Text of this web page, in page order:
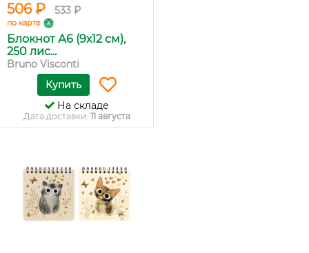
506 ₽ 533 ₽
по карте
Блокнот А6 (9х12 см),
250 лис...
Bruno Visconti
Купить
На складе
Дата доставки: 11 августа